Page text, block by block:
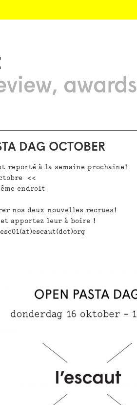
awards
DAG OCTOBER
reporté à la semaine prochaine!
<<
endroit
nos deux nouvelles recrues!
et apportez leur à boire !